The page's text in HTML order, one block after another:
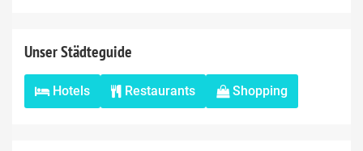
Unser Städteguide
Hotels Restaurants Shopping